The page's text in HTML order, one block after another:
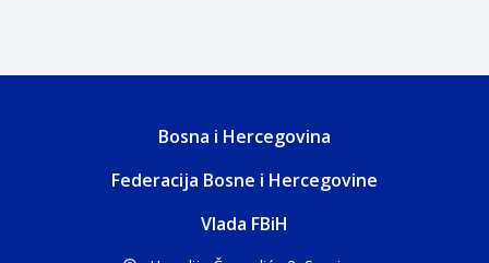
Bosna i Hercegovina
Federacija Bosne i Hercegovine
Vlada FBiH